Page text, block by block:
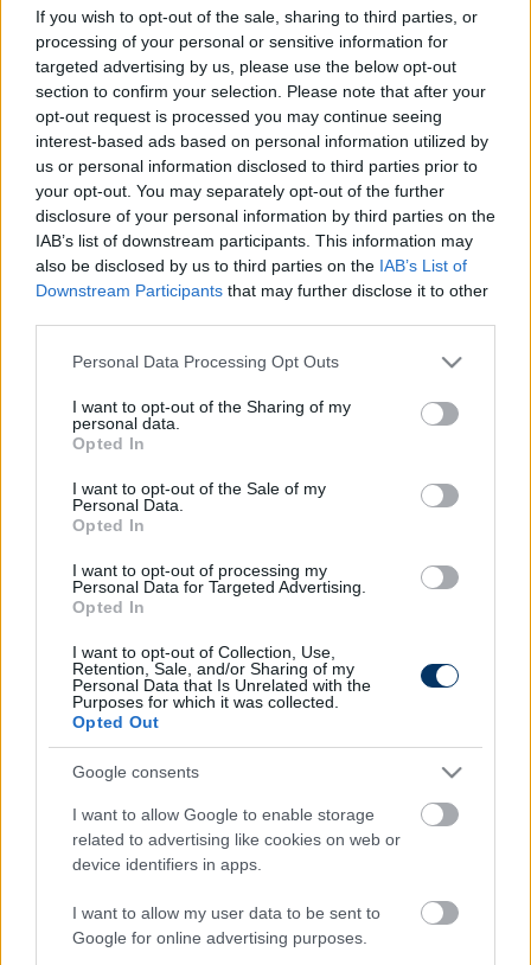
If you wish to opt-out of the sale, sharing to third parties, or
processing of your personal or sensitive information for
targeted advertising by us, please use the below opt-out
section to confirm your selection. Please note that after your
opt-out request is processed you may continue seeing
interest-based ads based on personal information utilized by
us or personal information disclosed to third parties prior to
your opt-out. You may separately opt-out of the further
disclosure of your personal information by third parties on the
IAB’s list of downstream participants. This information may
also be disclosed by us to third parties on the IAB’s List of
Downstream Participants that may further disclose it to other
Please note that this website/app uses one or more Google
not limited to your visit or usage behaviour. You may click to
grant or deny consent to Google and its third-party tags to
use your data for below specified purposes in below Google
consent section.
Personal Data Processing Opt Outs
I want to opt-out of the Sharing of my
personal data.
Opted In
I want to opt-out of the Sale of my
Personal Data.
Opted In
I want to opt-out of processing my
Personal Data for Targeted Advertising.
Opted In
I want to opt-out of Collection, Use,
Retention, Sale, and/or Sharing of my
Personal Data that Is Unrelated with the
Purposes for which it was collected.
Opted Out
Google consents
I want to allow Google to enable storage
related to advertising like cookies on web or
device identifiers in apps.
I want to allow my user data to be sent to
Google for online advertising purposes.
vehetett részt 23 hallgató, akik előadásokat
hallgathattak, meglátogatták az akadémiát és sok-
sok hasznos tudást szerezhettekLőw Zsoltlipcsei
másodedző szervezésében és meghívására.
Jörg Daniel – a felvételi bizottság és a pro-licences
képzés német vezetője, valamint Sisa Tibor és Pári
Sándor kalauzolták a látogatókat, ahol lehetőség
nyílt szakmai párbeszédre, vitára, és a közös érdekek
és célok mentén történő együtt gondolkodásra is. A
szeminárium a csütörtök esti RB Leipzig – Napoli
Európa Liga-mérkőzés közös megtekintésével zárult
számolt be a Békéscsaba honlapja.
A 2017-es Pro-licences képzésbe felvételt nyert
hallgatók teljes listája egyébként a
Balogh Pál, Boér Gábor, Jakab Péter, Klausz László,
Kriston István, Kulcsár Árpád, Kuttor Attila, Lisztes
Krisztián, Lőw Zsolt, Markó Edina, Márton Gábor,
Németh Antal, Németh Szabolcs, Sárközi István,
Szabics Imre, Szanyó Károly, Szélesi Zoltán, Toldi
Gábor, Varga Attila, Visinka Ede, Vitelki Zoltán
Itt állíthatod be, hogy a Csakfoci az elsők
között legyen a Google-találatokban
Tetszett a cikk? Megosztanád?
Link másolása Email küldés